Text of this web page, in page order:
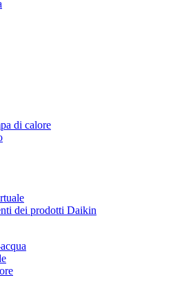
di calore
dei prodotti Daikin